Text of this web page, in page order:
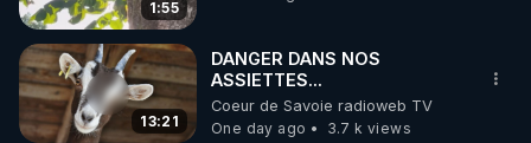
1:55
13:21
DANGER DANS NOS
ASSIETTES...
Coeur de Savoie radioweb TV
One day ago
3.7 k views